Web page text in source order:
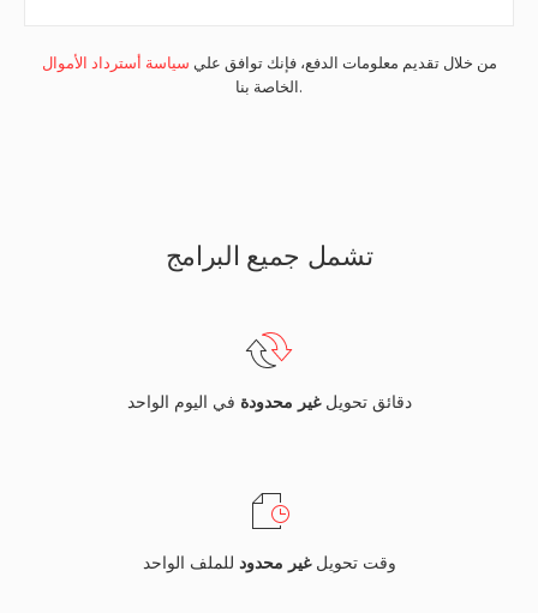
من خلال تقديم معلومات الدفع، فإنك توافق علي سياسة أسترداد الأموال
الخاصة بنا.
تشمل جميع البرامج
دقائق تحويلغير محدودة في اليوم الواحد
وقت تحويلغير محدود للملف الواحد